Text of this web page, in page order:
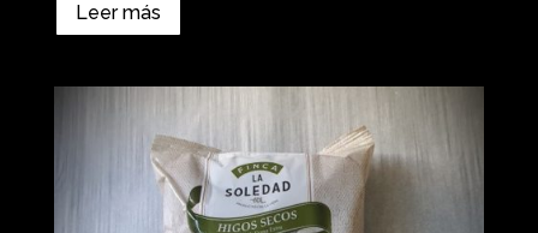
Leer más